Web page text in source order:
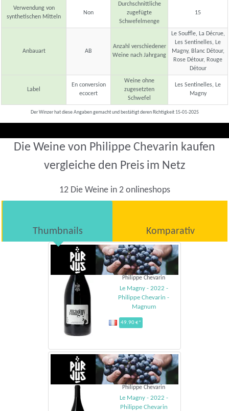
Verwendung von
synthetischen Mitteln
Non
Durchschnittliche
zugefügte
Schwefelmenge
15
Anbauart AB
Anzahl verschiedener
Weine nach Jahrgang
Le Souffle, La Décrue,
Les Sentinelles, Le
Magny, Blanc Détour,
Rose Détour, Rouge
Détour
Label
En conversion
ecocert
Weine ohne
zugesetzten
Schwefel
Les Sentinelles, Le
Magny
Der Winzer hat diese Angaben gemacht und bestätigt deren Richtigkeit 15-01-2025
Die Weine von Philippe Chevarin kaufen
vergleiche den Preis im Netz
12 Die Weine in 2 onlineshops
Thumbnails Komparativ
Philippe Chevarin
Le Magny - 2022 -
Philippe Chevarin -
Magnum
49.90 €*
Philippe Chevarin
Le Magny - 2022 -
Philippe Chevarin